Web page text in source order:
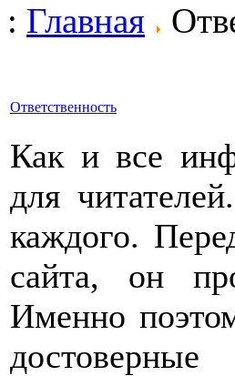
: Главная
Ответственность
Как и все
для
каждого.
сайта, он
Именно